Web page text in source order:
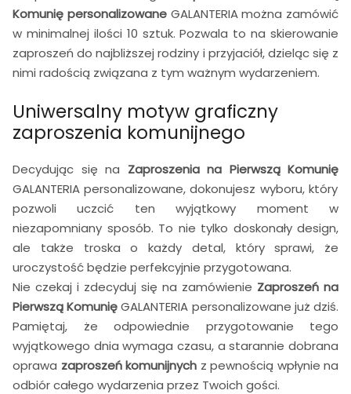
Komunię personalizowane GALANTERIA można zamówić
w minimalnej ilości 10 sztuk. Pozwala to na skierowanie
zaproszeń do najbliższej rodziny i przyjaciół, dzieląc się z
nimi radością związana z tym ważnym wydarzeniem.
Uniwersalny motyw graficzny
zaproszenia komunijnego
Decydując się na Zaproszenia na Pierwszą Komunię
GALANTERIA personalizowane, dokonujesz wyboru, który
pozwoli uczcić ten wyjątkowy moment w
niezapomniany sposób. To nie tylko doskonały design,
ale także troska o każdy detal, który sprawi, że
uroczystość będzie perfekcyjnie przygotowana.
Nie czekaj i zdecyduj się na zamówienie Zaproszeń na
Pierwszą KomunięGALANTERIA personalizowane już dziś.
Pamiętaj, że odpowiednie przygotowanie tego
wyjątkowego dnia wymaga czasu, a starannie dobrana
oprawa zaproszeń komunijnych z pewnością wpłynie na
odbiór całego wydarzenia przez Twoich gości.